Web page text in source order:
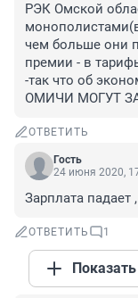
РЭК Омской
чем больше они
премии - в
-так что об
ОМИЧИ МОГУТ
ОТВЕТИТЬ
Гость
24 июня 2020,
Зарплата
ОТВЕТИТЬ 1